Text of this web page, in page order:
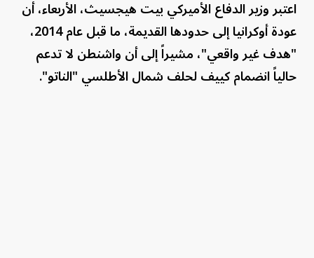
اعتبر وزير الدفاع الأميركي بيت هيجسيث، الأربعاء، أن
عودة أوكرانيا إلى حدودها القديمة، ما قبل عام 2014،
"هدف غير واقعي"، مشيراً إلى أن واشنطن لا تدعم
حالياً انضمام كييف لحلف شمال الأطلسي "الناتو".